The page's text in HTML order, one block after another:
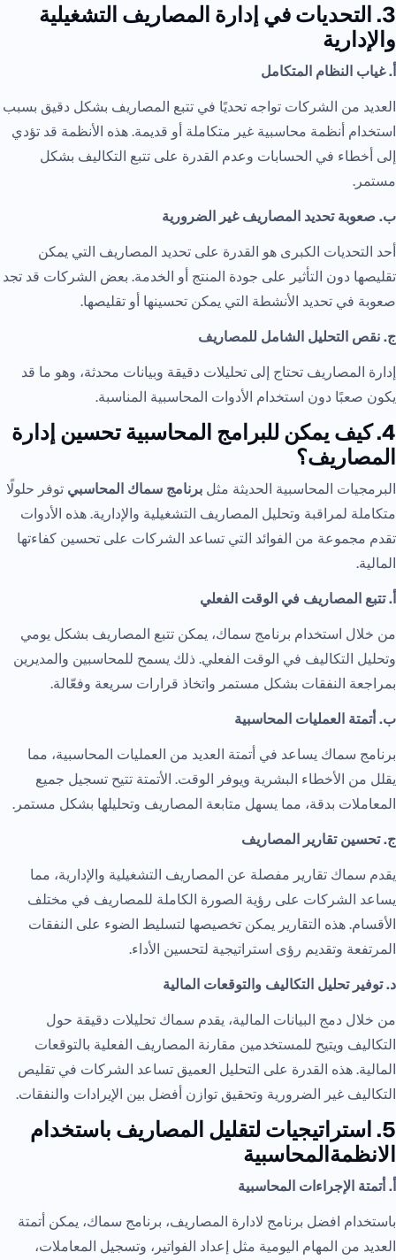
3. التحديات في إدارة المصاريف التشغيلية
والإدارية
أ. غياب النظام المتكامل
العديد من الشركات تواجه تحديًا في تتبع المصاريف بشكل دقيق بسبب
استخدام أنظمة محاسبية غير متكاملة أو قديمة. هذه الأنظمة قد تؤدي
إلى أخطاء في الحسابات وعدم القدرة على تتبع التكاليف بشكل
مستمر.
ب. صعوبة تحديد المصاريف غير الضرورية
أحد التحديات الكبرى هو القدرة على تحديد المصاريف التي يمكن
تقليصها دون التأثير على جودة المنتج أو الخدمة. بعض الشركات قد تجد
صعوبة في تحديد الأنشطة التي يمكن تحسينها أو تقليصها.
ج. نقص التحليل الشامل للمصاريف
إدارة المصاريف تحتاج إلى تحليلات دقيقة وبيانات محدثة، وهو ما قد
يكون صعبًا دون استخدام الأدوات المحاسبية المناسبة.
4. كيف يمكن للبرامج المحاسبية تحسين إدارة
المصاريف؟
البرمجيات المحاسبية الحديثة مثل برنامج سماك المحاسبي توفر حلولًا
متكاملة لمراقبة وتحليل المصاريف التشغيلية والإدارية. هذه الأدوات
تقدم مجموعة من الفوائد التي تساعد الشركات على تحسين كفاءتها
المالية.
أ. تتبع المصاريف في الوقت الفعلي
من خلال استخدام برنامج سماك، يمكن تتبع المصاريف بشكل يومي
وتحليل التكاليف في الوقت الفعلي. ذلك يسمح للمحاسبين والمديرين
بمراجعة النفقات بشكل مستمر واتخاذ قرارات سريعة وفعّالة.
ب. أتمتة العمليات المحاسبية
برنامج سماك يساعد في أتمتة العديد من العمليات المحاسبية، مما
يقلل من الأخطاء البشرية ويوفر الوقت. الأتمتة تتيح تسجيل جميع
المعاملات بدقة، مما يسهل متابعة المصاريف وتحليلها بشكل مستمر.
ج. تحسين تقارير المصاريف
يقدم سماك تقارير مفصلة عن المصاريف التشغيلية والإدارية، مما
يساعد الشركات على رؤية الصورة الكاملة للمصاريف في مختلف
الأقسام. هذه التقارير يمكن تخصيصها لتسليط الضوء على النفقات
المرتفعة وتقديم رؤى استراتيجية لتحسين الأداء.
د. توفير تحليل التكاليف والتوقعات المالية
من خلال دمج البيانات المالية، يقدم سماك تحليلات دقيقة حول
التكاليف ويتيح للمستخدمين مقارنة المصاريف الفعلية بالتوقعات
المالية. هذه القدرة على التحليل العميق تساعد الشركات في تقليص
التكاليف غير الضرورية وتحقيق توازن أفضل بين الإيرادات والنفقات.
5. استراتيجيات لتقليل المصاريف باستخدام
الانظمةالمحاسبية
أ. أتمتة الإجراءات المحاسبية
باستخدام افضل برنامج لادارة المصاريف، برنامج سماك، يمكن أتمتة
العديد من المهام اليومية مثل إعداد الفواتير، وتسجيل المعاملات،